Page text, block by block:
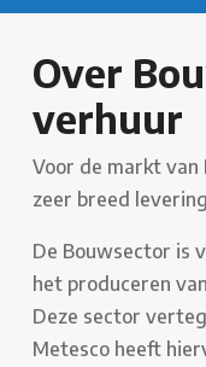
Over
verhuur
Voor de markt van
zeer breed
De Bouwsector is
het produceren
Deze sector
Metesco heeft